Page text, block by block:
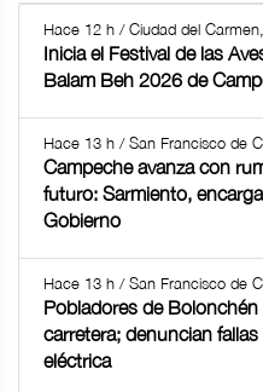
Hace 12 h / Ciudad del
Inicia el Festival de las
Balam Beh 2026 de
Hace 13 h / San Francisco de
Campeche avanza con
futuro: Sarmiento,
Gobierno
Hace 13 h / San Francisco de
Pobladores de
carretera; denuncian
eléctrica